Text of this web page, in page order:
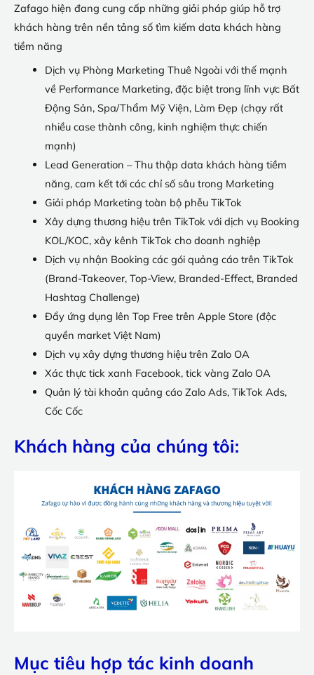
Zafago hiện đang cung cấp những giải pháp giúp hỗ trợ
khách hàng trên nền tảng số tìm kiếm data khách hàng
tiềm năng
Dịch vụ Phòng Marketing Thuê Ngoài với thế mạnh
về Performance Marketing, đặc biệt trong lĩnh vực Bất
Động Sản, Spa/Thẩm Mỹ Viện, Làm Đẹp (chạy rất
nhiều case thành công, kinh nghiệm thực chiến
mạnh)
Lead Generation – Thu thập data khách hàng tiềm
năng, cam kết tới các chỉ số sâu trong Marketing
Giải pháp Marketing toàn bộ phễu TikTok
Xây dựng thương hiệu trên TikTok với dịch vụ Booking
KOL/KOC, xây kênh TikTok cho doanh nghiệp
Dịch vụ nhận Booking các gói quảng cáo trên TikTok
(Brand-Takeover, Top-View, Branded-Effect, Branded
Hashtag Challenge)
Đẩy ứng dụng lên Top Free trên Apple Store (độc
quyền market Việt Nam)
Dịch vụ xây dựng thương hiệu trên Zalo OA
Xác thực tick xanh Facebook, tick vàng Zalo OA
Quản lý tài khoản quảng cáo Zalo Ads, TikTok Ads,
Cốc Cốc
Khách hàng của chúng tôi:
Mục tiêu hợp tác kinh doanh